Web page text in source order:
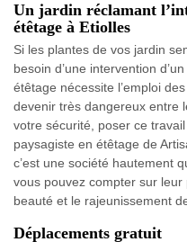
Un jardin réclamant
étêtage à Etiolles
Si les plantes de vos jardin
besoin d’une intervention
étêtage nécessite l’emploi
devenir très dangereux entre
votre sécurité, poser ce
paysagiste en étêtage de
c’est une société hautement
vous pouvez compter sur leur
beauté et le rajeunissement
Déplacements gratuit